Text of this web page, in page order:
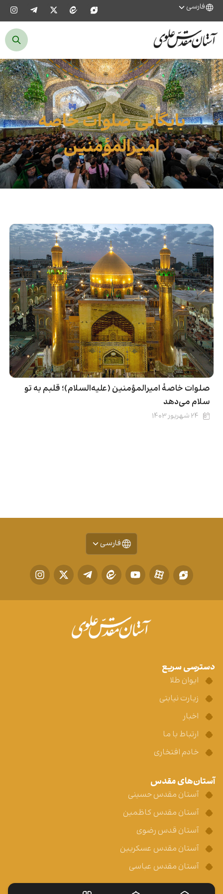
فارسی
بایگانی صلوات خاصه
امیرالمؤمنین
صلوات خاصۀ امیرالمؤمنین (علیه‌السلام)؛ قلبم به تو
سلام می‌دهد
۲۴ شهریور ۱۴۰۳
فارسی
دسترسی سریع
ایوان طلا
زیارت نیابتی
اخبار
ارتباط با ما
خادم افتخاری
آستان‌های مقدس
آستان مقدس حسینی
آستان مقدس کاظمین
آستان قدس رضوی
آستان مقدس عسکریین
آستان مقدس عباسی